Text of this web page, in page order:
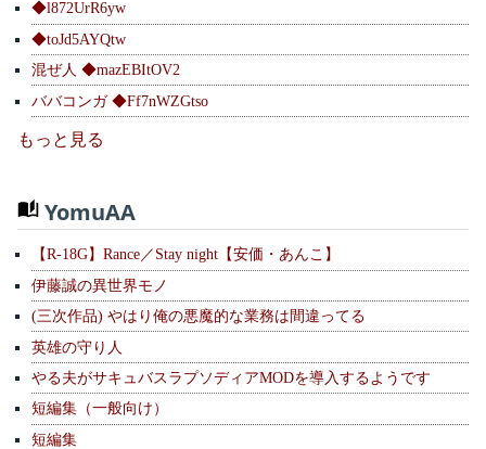
◆l872UrR6yw
◆toJd5AYQtw
混ぜ人 ◆mazEBItOV2
ババコンガ ◆Ff7nWZGtso
もっと見る
YomuAA
【R-18G】Rance／Stay night【安価・あんこ】
伊藤誠の異世界モノ
(三次作品) やはり俺の悪魔的な業務は間違ってる
英雄の守り人
やる夫がサキュバスラプソディアMODを導入するようです
短編集（一般向け）
短編集